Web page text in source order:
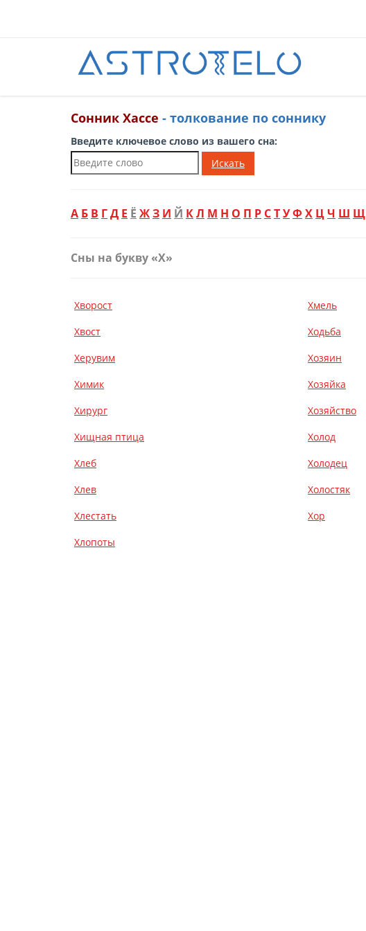
Сонник Хассе - толкование по соннику
Введите ключевое слово из вашего сна:
Искать
А Б В ГД Е Ё ЖЗ И Й КЛ М Н О П Р СТУФ Х ЦЧ Ш Щ
Сны на букву «Х»
Хворост Хмель
Хвост
Ходьба
Херувим
Хозяин
Химик
Хозяйка
Хирург
Хозяйство
Хищная птица
Холод
Хлеб
Холодец
Хлев
Холостяк
Хлестать
Хор
Хлопоты